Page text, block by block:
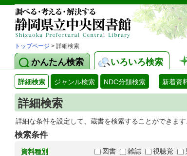
トップページ > 詳細検索
かんたん検索 いろいろ検索
詳細検索 ジャンル検索 NDC分類検索 新着資
詳細検索
詳細な条件を設定して、蔵書を検索することができま
検索条件
資料種別 図書 雑誌 視聴覚